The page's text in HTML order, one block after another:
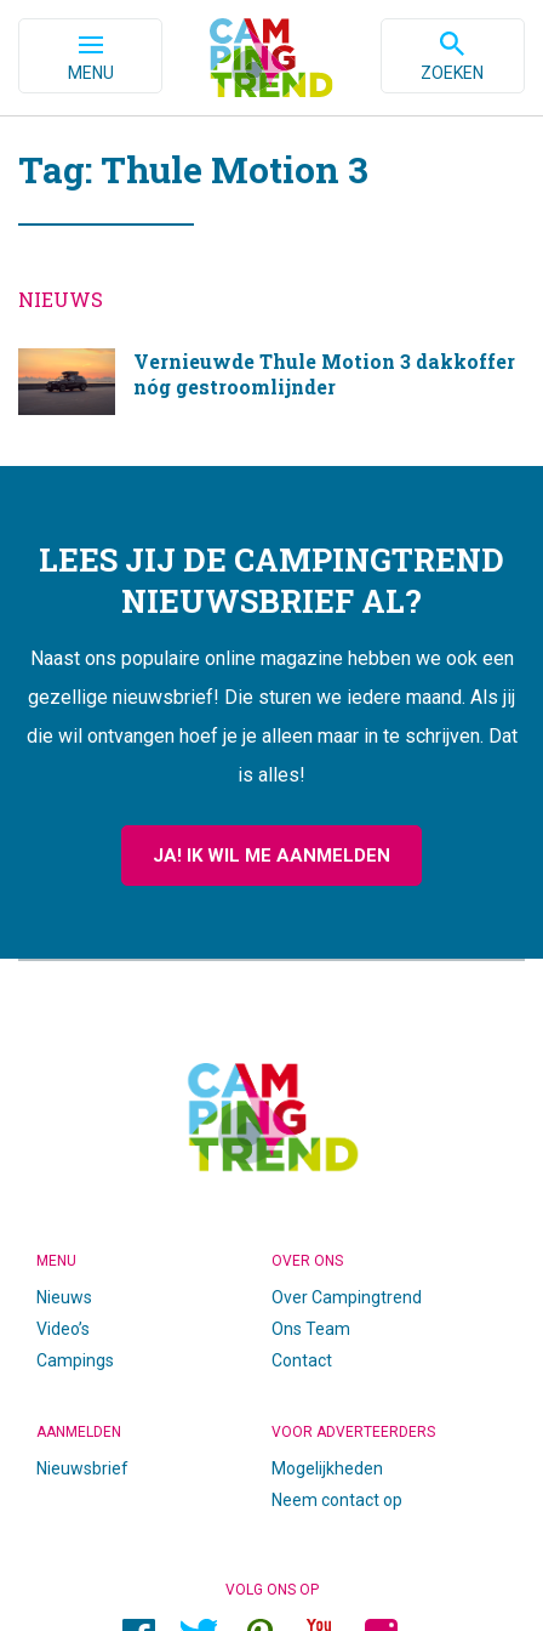
MENU ZOEKEN
Tag: Thule Motion 3
NIEUWS
Vernieuwde Thule Motion 3 dakkoffer
nóg gestroomlijnder
LEES JIJ DE CAMPINGTREND
NIEUWSBRIEF AL?
Naast ons populaire online magazine hebben we ook een
gezellige nieuwsbrief! Die sturen we iedere maand. Als jij
die wil ontvangen hoef je je alleen maar in te schrijven. Dat
is alles!
JA! IK WIL ME AANMELDEN
MENU
Nieuws
Video’s
Campings
OVER ONS
Over Campingtrend
Ons Team
Contact
AANMELDEN
Nieuwsbrief
VOOR ADVERTEERDERS
Mogelijkheden
Neem contact op
VOLG ONS OP